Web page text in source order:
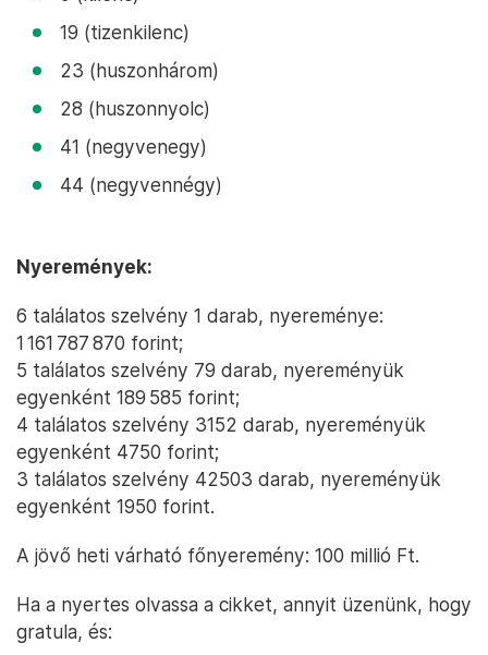
19 (tizenkilenc)
23 (huszonhárom)
28 (huszonnyolc)
41 (negyvenegy)
44 (negyvennégy)
Nyeremények:
6 találatos szelvény 1 darab, nyereménye:
1 161 787 870 forint;
5 találatos szelvény 79 darab, nyereményük
egyenként 189 585 forint;
4 találatos szelvény 3152 darab, nyereményük
egyenként 4750 forint;
3 találatos szelvény 42503 darab, nyereményük
egyenként 1950 forint.
A jövő heti várható főnyeremény: 100 millió Ft.
Ha a nyertes olvassa a cikket, annyit üzenünk, hogy
gratula, és: